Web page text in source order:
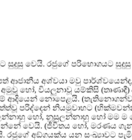
වෙයි. රජුගේ පරිභොගයට
අශ්වයා මවු
හෝ, වියලුනාවූ යම්කිසි
ආදියෙන් නොපෙළයි.
පරිද්දෙන් නියමුවාහට
හෝ, නූසුලන්නාහු හෝ මම
වෙයි. (ජීවිතය හෝ, මරණය
රජුගේ අඞ්ගයක්ය යන සංඛ්‍යාවට